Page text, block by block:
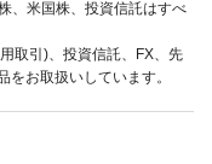
、米国株、投資信託はすべ
取引)、投資信託、FX、先
お取扱いしています。